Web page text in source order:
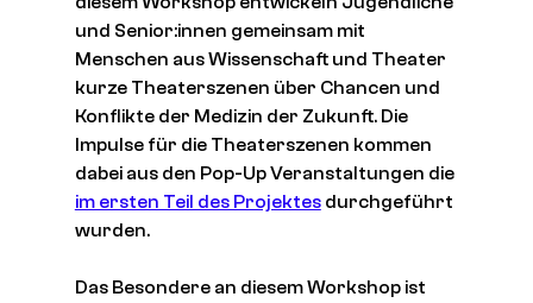
und Senior:innen gemeinsam mit
Menschen aus Wissenschaft und Theater
kurze Theaterszenen über Chancen und
Konflikte der Medizin der Zukunft. Die
Impulse für die Theaterszenen kommen
dabei aus den Pop-Up Veranstaltungen die
im ersten Teil des Projektes durchgeführt
wurden.
Das Besondere an diesem Workshop ist